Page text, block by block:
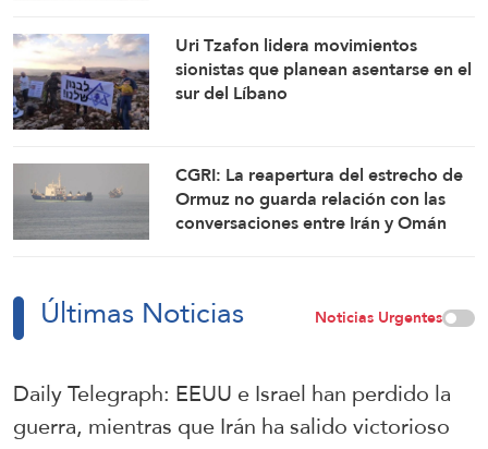
Uri Tzafon lidera movimientos
sionistas que planean asentarse en el
sur del Líbano
CGRI: La reapertura del estrecho de
Ormuz no guarda relación con las
conversaciones entre Irán y Omán
Últimas Noticias Noticias Urgentes
Daily Telegraph: EEUU e Israel han perdido la
guerra, mientras que Irán ha salido victorioso